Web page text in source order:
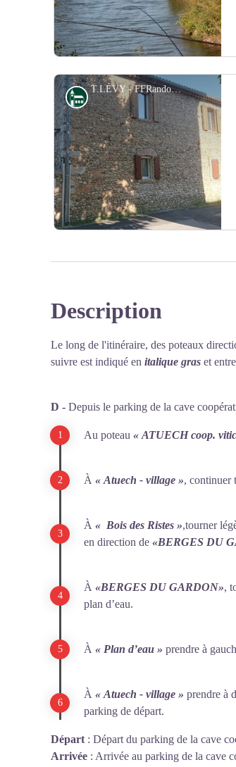
Voir l'image en plein
T.LÉVY - FFRandonnée Gard
Voir l'image en plein
Architecture
Description
Le long de l'itinéraire, des poteaux
suivre est indiqué en italique gras et
D - Depuis le parking de la cave
Au poteau « ATUECH coop.
À « Atuech - village », continuer
À « Bois des Ristes »,tourner
en direction de «BERGES DU
À «BERGES DU GARDON»,
plan d’eau.
À « Plan d’eau » prendre à
À « Atuech - village » prendre à
parking de départ.
Départ : Départ du parking de la cave
Arrivée : Arrivée au parking de la cave